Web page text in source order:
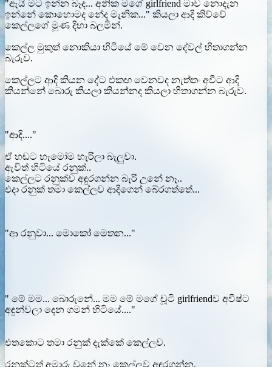
"ඇයි මට ඉන්න බෑද... අනික මගේ girlfriend මාව නොදැන
ඉන්නේ කොහොමද නේද මැනික..." කියලා ආදි කිව්වේ
කෙල්ලගේ මූණ දිහා බලමින්.
කෙල්ල මුකුත් නොකියා හිටියේ මේ වෙන දේවල් හිතාගන්න
බැරුව.
කෙල්ලට ආදි කියන දේට එකඟ වෙනවද නැත්තං අවීට ආදි
කියන්නේ බොරු කියලා කියන්නද කියලා හිතාගන්න බැරුව.
"ආදි...."
ඒ හඬට හැමෝම හැරිලා බැලුවා.
ඇවිත් හිටියේ රනුක්..
කෙල්ලට රනුක්ව අඳුරගන්න බැරි උනේ නෑ..
එදා රනුක් තමා කෙල්ලව ආදිගෙන් බේරගත්තේ...
"ආ රනුවා... මොකෝ මෙතන..."
" මේ මම... බොරුනේ... මම මේ මගේ චූටි girlfriendව අවීෂ්ට
අඳුන්වලා දෙන ගමන් හිටියේ...."
එතකොට තමා රනුක් දැක්කේ කෙල්ලව.
රනුක්ටත් අමාරු වුනේ නෑ කෙල්ලව අඳුරගන්න.